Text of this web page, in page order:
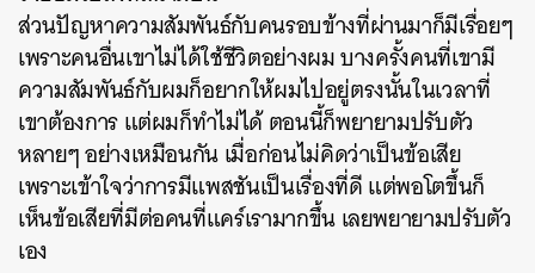
ส่วนปัญหาความสัมพันธ์กับคนรอบข้างที่ผ่านมาก็มีเรื่อยๆ
เพราะคนอื่นเขาไม่ได้ใช้ชีวิตอย่างผม บางครั้งคนที่เขามี
ความสัมพันธ์กับผมก็อยากให้ผมไปอยู่ตรงนั้นในเวลาที่
เขาต้องการ แต่ผมก็ทำไม่ได้ ตอนนี้ก็พยายามปรับตัว
หลายๆ อย่างเหมือนกัน เมื่อก่อนไม่คิดว่าเป็นข้อเสีย
เพราะเข้าใจว่าการมีแพสชันเป็นเรื่องที่ดี แต่พอโตขึ้นก็
เห็นข้อเสียที่มีต่อคนที่แคร์เรามากขึ้น เลยพยายามปรับตัว
เอง